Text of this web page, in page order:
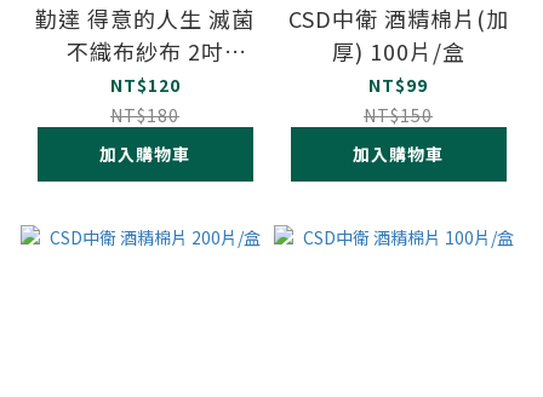
勤達 得意的人生 滅菌
不織布紗布 2吋
5x5cm 24包/盒
NT$120
NT$180
加入購物車
CSD中衛 酒精棉片(加
厚) 100片/盒
NT$99
NT$150
加入購物車